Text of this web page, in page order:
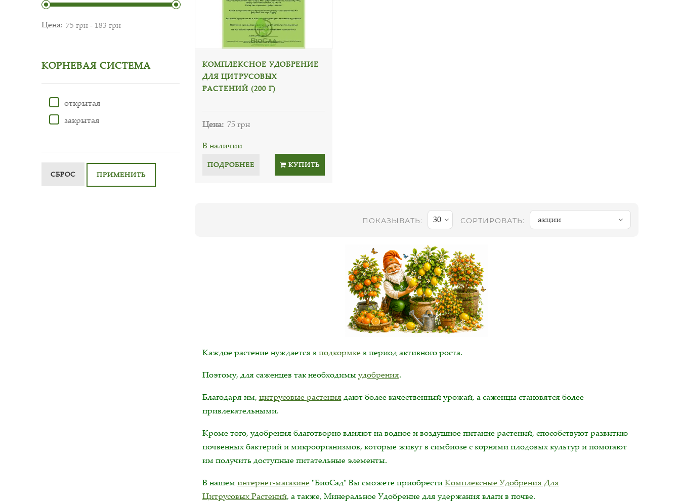
Цена:
КОРНЕВАЯ СИСТЕМА
открытая
закрытая
СБРОС ПРИМЕНИТЬ
КОМПЛЕКСНОЕ УДОБРЕНИЕ
ДЛЯ ЦИТРУСОВЫХ
РАСТЕНИЙ (200 Г)
Цена: 75 грн
В наличии
ПОДРОБНЕЕ КУПИТЬ
ПОКАЗЫВАТЬ: 30 СОРТИРОВАТЬ: акции
Каждое растение нуждается в подкормке в период активного роста.
Поэтому, для саженцев так необходимы удобрения.
Благодаря им, цитрусовые растения дают более качественный урожай, а саженцы становятся более
привлекательными.
Кроме того, удобрения благотворно влияют на водное и воздушное питание растений, способствуют развитию
почвенных бактерий и микроорганизмов, которые живут в симбиозе с корнями плодовых культур и помогают
им получить доступные питательные элементы.
В нашем интернет-магазине "БиоСад" Вы сможете приобрестиКомплексные Удобрения Для
Цитрусовых Растений, а также, Минеральное Удобрение для удержания влаги в почве.